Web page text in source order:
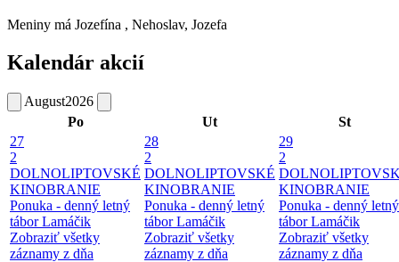
Meniny má Jozefína , Nehoslav, Jozefa
Kalendár akcií
August2026
Po
Ut
St
27
2
DOLNOLIPTOVSKÉ
KINOBRANIE
Ponuka - denný letný
tábor Lamáčik
Zobraziť všetky
záznamy z dňa
28
2
DOLNOLIPTOVSKÉ
KINOBRANIE
Ponuka - denný letný
tábor Lamáčik
Zobraziť všetky
záznamy z dňa
29
2
KINOBRANIE
Ponuka - denný letný
tábor Lamáčik
Zobraziť všetky
záznamy z dňa